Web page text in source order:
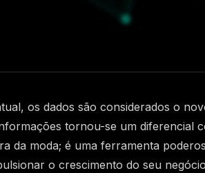
os dados são considerados o
tornou-se um diferencial
da moda; é uma ferramenta
o crescimento do seu